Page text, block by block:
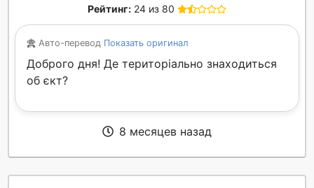
Рейтинг: 24 из 80
Авто-перевод Показать оригинал
Доброго дня! Де територіально знаходиться
об єкт?
8 месяцев назад